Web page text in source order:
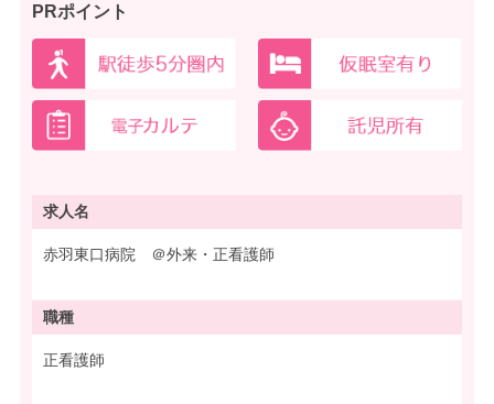
PRポイント
求人名
赤羽東口病院 ＠外来・正看護師
職種
正看護師